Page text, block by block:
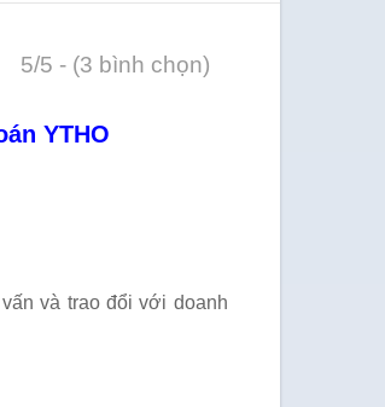
5/5 - (3 bình chọn)
YTHO
và trao đổi với doanh